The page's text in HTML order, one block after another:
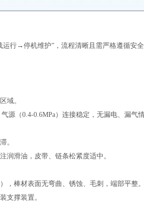
行→停机维护”，流程清晰且需严格遵循安
域。
源（0.4-0.6MPa）连接稳定，无漏电、漏气
。
润滑油，皮带、链条松紧度适中。
，棒材表面无弯曲、锈蚀、毛刺，端部平整
支撑装置。